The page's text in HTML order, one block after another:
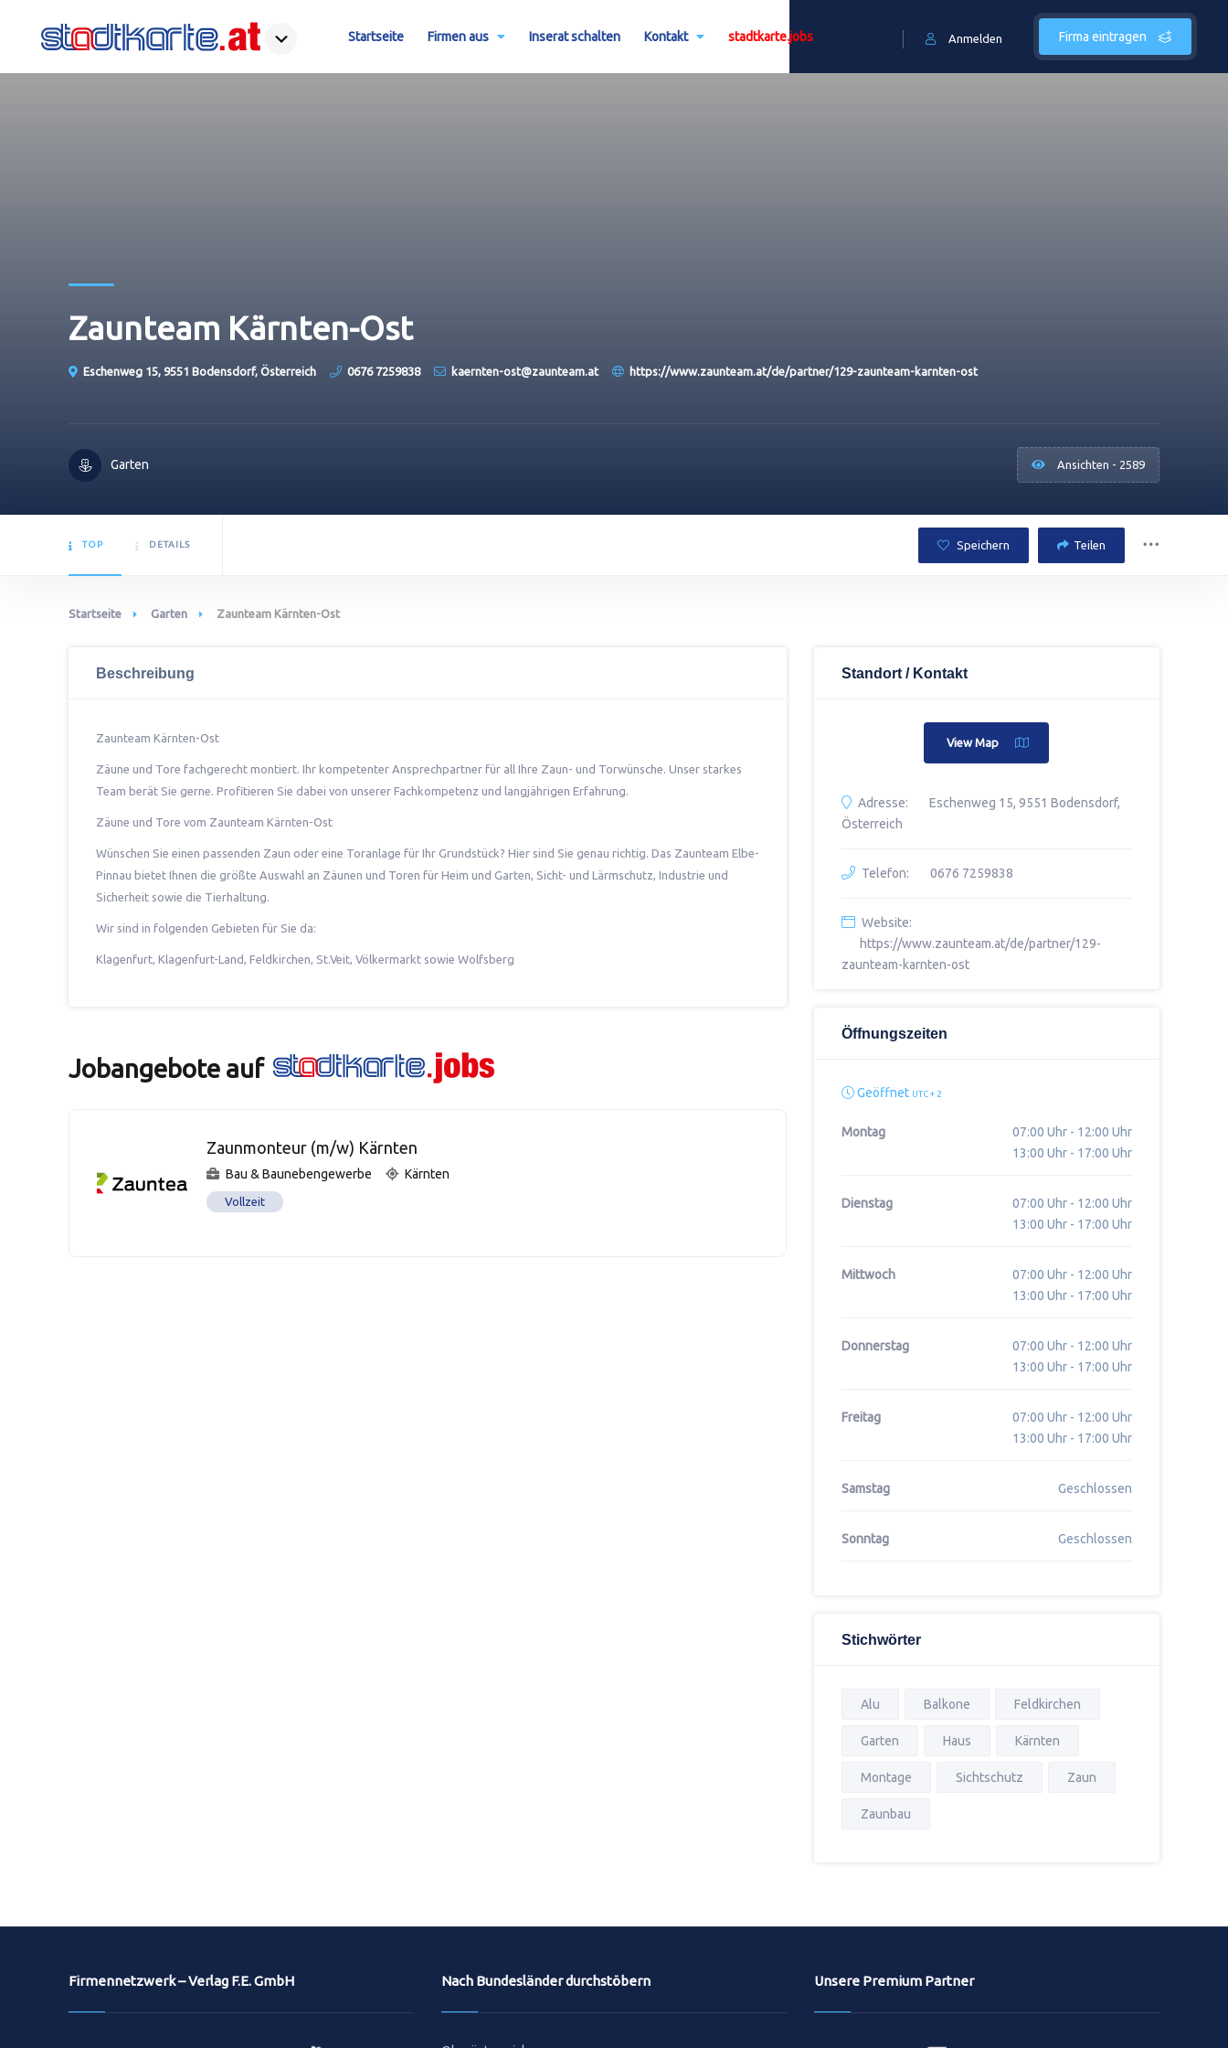
Firma eintragen
Anmelden
Startseite Firmen aus Inserat schalten Kontakt stadtkarte.jobs
Zaunteam Kärnten-Ost
Eschenweg 15, 9551 Bodensdorf, Österreich 0676 7259838 kaernten-ost@zaunteam.at https://www.zaunteam.at/de/partner/129-zaunteam-karnten-ost
Garten Ansichten - 2589
TOP DETAILS Speichern Teilen
Startseite Garten Zaunteam Kärnten-Ost
Beschreibung
Zaunteam Kärnten-Ost
Zäune und Tore fachgerecht montiert. Ihr kompetenter Ansprechpartner für all Ihre Zaun- und Torwünsche. Unser starkes
Team berät Sie gerne. Profitieren Sie dabei von unserer Fachkompetenz und langjährigen Erfahrung.
Zäune und Tore vom Zaunteam Kärnten-Ost
Wünschen Sie einen passenden Zaun oder eine Toranlage für Ihr Grundstück? Hier sind Sie genau richtig. Das Zaunteam Elbe-
Pinnau bietet Ihnen die größte Auswahl an Zäunen und Toren für Heim und Garten, Sicht- und Lärmschutz, Industrie und
Sicherheit sowie die Tierhaltung.
Wir sind in folgenden Gebieten für Sie da:
Klagenfurt, Klagenfurt-Land, Feldkirchen, St.Veit, Völkermarkt sowie Wolfsberg
Jobangebote auf
Zaunmonteur (m/w) Kärnten
Bau & Baunebengewerbe Kärnten
Vollzeit
Standort / Kontakt
View Map
Adresse:
Eschenweg 15, 9551 Bodensdorf,
Österreich
Telefon: 0676 7259838
Website:
https://www.zaunteam.at/de/partner/129-
zaunteam-karnten-ost
Öffnungszeiten
Geöffnet UTC + 2
Montag
07:00 Uhr - 12:00 Uhr
13:00 Uhr - 17:00 Uhr
Dienstag
07:00 Uhr - 12:00 Uhr
13:00 Uhr - 17:00 Uhr
Mittwoch
07:00 Uhr - 12:00 Uhr
13:00 Uhr - 17:00 Uhr
Donnerstag
07:00 Uhr - 12:00 Uhr
13:00 Uhr - 17:00 Uhr
Freitag
07:00 Uhr - 12:00 Uhr
13:00 Uhr - 17:00 Uhr
Samstag Geschlossen
Sonntag Geschlossen
Stichwörter
Alu Balkone Feldkirchen
Garten Haus Kärnten
Montage Sichtschutz Zaun
Zaunbau
Firmennetzwerk – Verlag F.E. GmbH Nach Bundesländer durchstöbern Unsere Premium Partner